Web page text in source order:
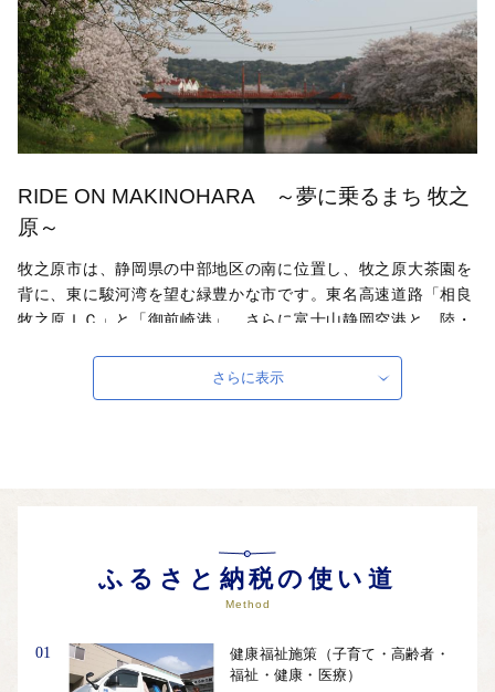
RIDE ON MAKINOHARA ～夢に乗るまち 牧之
原～
牧之原市は、静岡県の中部地区の南に位置し、牧之原大茶園を
背に、東に駿河湾を望む緑豊かな市です。東名高速道路「相良
牧之原ＩＣ」と「御前崎港」、さらに富士山静岡空港と、陸・
数の海水浴場である静波海岸とさがらサンビーチがあり、夏に
は、遠浅で波が静かなビーチに連日大勢の海水浴客が訪れま
自治体ホームページは
さらに表示
ふるさと納税の使い道
Method
01
健康福祉施策（子育て・高齢者・
福祉・健康・医療）